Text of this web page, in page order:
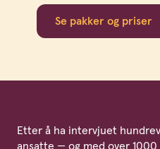
Se pakker og priser
Etter å ha intervjuet
ansatte — og med over